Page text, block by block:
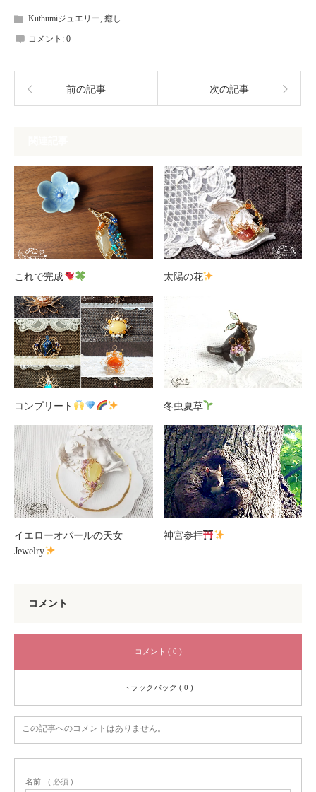
Kuthumiジュエリー, 癒し
コメント: 0
前の記事 次の記事
これで完成 太陽の花
コンプリート 冬虫夏草
イエローオパールの天女
Jewelry
神宮参拝
コメント
コメント ( 0 )
トラックバック ( 0 )
この記事へのコメントはありません。
名前 ( 必須 )